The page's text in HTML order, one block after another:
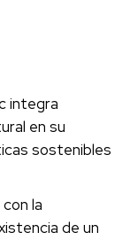
integra
en su
sostenibles
la
de un